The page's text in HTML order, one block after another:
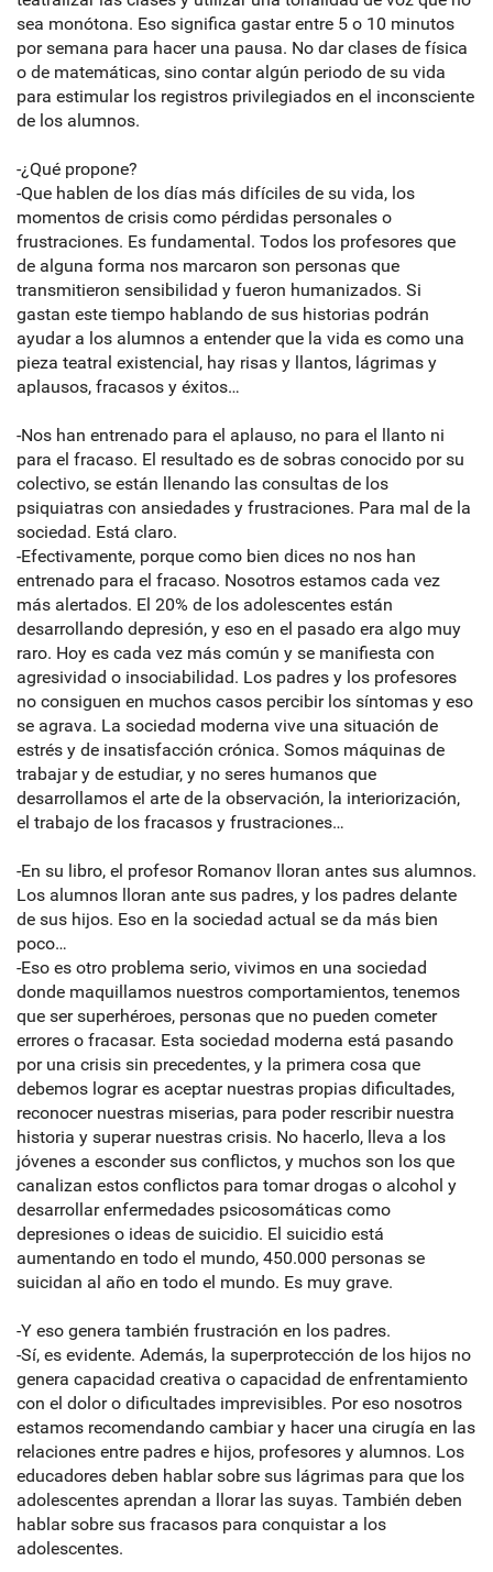
sea monótona. Eso significa gastar entre 5 o 10 minutos
por semana para hacer una pausa. No dar clases de física
o de matemáticas, sino contar algún periodo de su vida
para estimular los registros privilegiados en el inconsciente
de los alumnos.
-¿Qué propone?
-Que hablen de los días más difíciles de su vida, los
momentos de crisis como pérdidas personales o
frustraciones. Es fundamental. Todos los profesores que
de alguna forma nos marcaron son personas que
transmitieron sensibilidad y fueron humanizados. Si
gastan este tiempo hablando de sus historias podrán
ayudar a los alumnos a entender que la vida es como una
pieza teatral existencial, hay risas y llantos, lágrimas y
aplausos, fracasos y éxitos…
-Nos han entrenado para el aplauso, no para el llanto ni
para el fracaso. El resultado es de sobras conocido por su
colectivo, se están llenando las consultas de los
psiquiatras con ansiedades y frustraciones. Para mal de la
sociedad. Está claro.
-Efectivamente, porque como bien dices no nos han
entrenado para el fracaso. Nosotros estamos cada vez
más alertados. El 20% de los adolescentes están
desarrollando depresión, y eso en el pasado era algo muy
raro. Hoy es cada vez más común y se manifiesta con
agresividad o insociabilidad. Los padres y los profesores
no consiguen en muchos casos percibir los síntomas y eso
se agrava. La sociedad moderna vive una situación de
estrés y de insatisfacción crónica. Somos máquinas de
trabajar y de estudiar, y no seres humanos que
desarrollamos el arte de la observación, la interiorización,
el trabajo de los fracasos y frustraciones…
-En su libro, el profesor Romanov lloran antes sus alumnos.
Los alumnos lloran ante sus padres, y los padres delante
de sus hijos. Eso en la sociedad actual se da más bien
poco…
-Eso es otro problema serio, vivimos en una sociedad
donde maquillamos nuestros comportamientos, tenemos
que ser superhéroes, personas que no pueden cometer
errores o fracasar. Esta sociedad moderna está pasando
por una crisis sin precedentes, y la primera cosa que
debemos lograr es aceptar nuestras propias dificultades,
reconocer nuestras miserias, para poder rescribir nuestra
historia y superar nuestras crisis. No hacerlo, lleva a los
jóvenes a esconder sus conflictos, y muchos son los que
canalizan estos conflictos para tomar drogas o alcohol y
desarrollar enfermedades psicosomáticas como
depresiones o ideas de suicidio. El suicidio está
aumentando en todo el mundo, 450.000 personas se
suicidan al año en todo el mundo. Es muy grave.
-Y eso genera también frustración en los padres.
-Sí, es evidente. Además, la superprotección de los hijos no
genera capacidad creativa o capacidad de enfrentamiento
con el dolor o dificultades imprevisibles. Por eso nosotros
estamos recomendando cambiar y hacer una cirugía en las
relaciones entre padres e hijos, profesores y alumnos. Los
educadores deben hablar sobre sus lágrimas para que los
adolescentes aprendan a llorar las suyas. También deben
hablar sobre sus fracasos para conquistar a los
adolescentes.